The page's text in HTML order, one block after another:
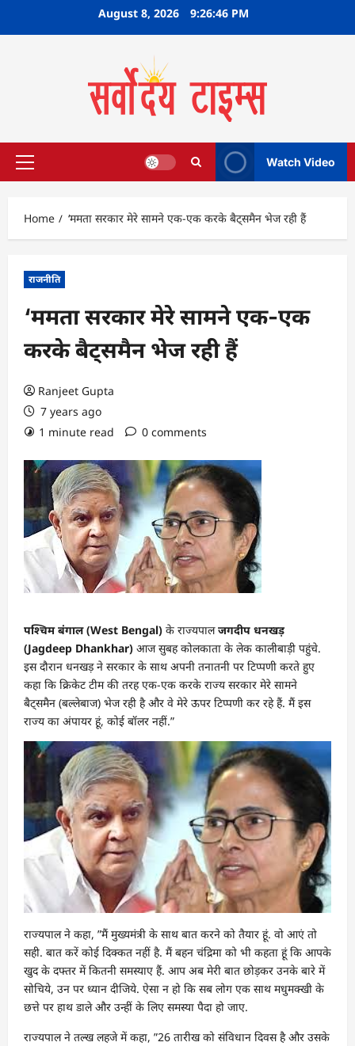
August 8, 2026 9:26:47 PM
Primary
Watch Video
Home ‘ममता सरकार मेरे सामने एक-एक करके बैट्समैन भेज रही हैं
राजनीति
‘ममता सरकार मेरे सामने एक-एक
करके बैट्समैन भेज रही हैं
Ranjeet Gupta
7 years ago
1 minute read
0 comments
पश्चिम बंगाल (West Bengal) के राज्यपालजगदीप धनखड़
(Jagdeep Dhankhar) आज सुबह कोलकाता के लेक कालीबाड़ी पहुंचे.
इस दौरान धनखड़ ने सरकार के साथ अपनी तनातनी पर टिप्पणी करते हुए
कहा कि क्रिकेट टीम की तरह एक-एक करके राज्य सरकार मेरे सामने
बैट्समैन (बल्लेबाज) भेज रही है और वे मेरे ऊपर टिप्पणी कर रहे हैं. मैं इस
राज्य का अंपायर हूं, कोई बॉलर नहीं.”
राज्यपाल ने कहा, ”मैं मुख्यमंत्री के साथ बात करने को तैयार हूं. वो आएं तो
सही. बात करें कोई दिक्कत नहीं है. मैं बहन चंद्रिमा को भी कहता हूं कि आपके
खुद के दफ्तर में कितनी समस्याए हैं. आप अब मेरी बात छोड़कर उनके बारे में
सोचिये, उन पर ध्यान दीजिये. ऐसा न हो कि सब लोग एक साथ मधुमक्खी के
छत्ते पर हाथ डाले और उन्हीं के लिए समस्या पैदा हो जाए.
राज्यपाल ने तल्ख लहजे में कहा, ”26 तारीख को संविधान दिवस है और उसके